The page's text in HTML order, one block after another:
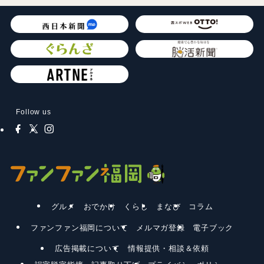
Follow us
グルメ おでかけ くらし まなび コラム
ファンファン福岡について メルマガ登録 電子ブック
広告掲載について
情報提供・相談＆依頼